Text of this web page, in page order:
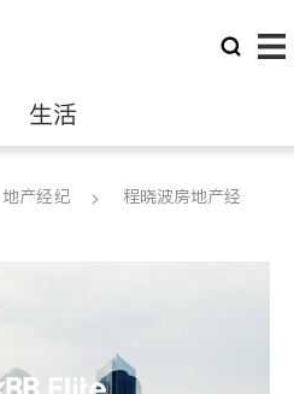
生活
律师
地产经纪
程晓波房地产经